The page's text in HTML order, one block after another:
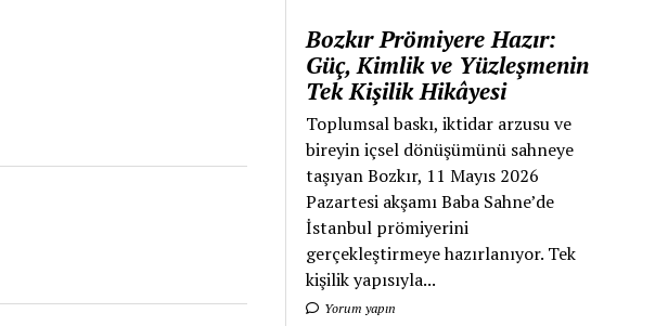
Bozkır Prömiyere Hazır:
Güç, Kimlik ve Yüzleşmenin
Tek Kişilik Hikâyesi
Toplumsal baskı, iktidar arzusu ve
bireyin içsel dönüşümünü sahneye
taşıyan Bozkır, 11 Mayıs 2026
Pazartesi akşamı Baba Sahne’de
İstanbul prömiyerini
gerçekleştirmeye hazırlanıyor. Tek
kişilik yapısıyla...
Yorum yapın